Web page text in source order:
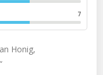
7
Honig,